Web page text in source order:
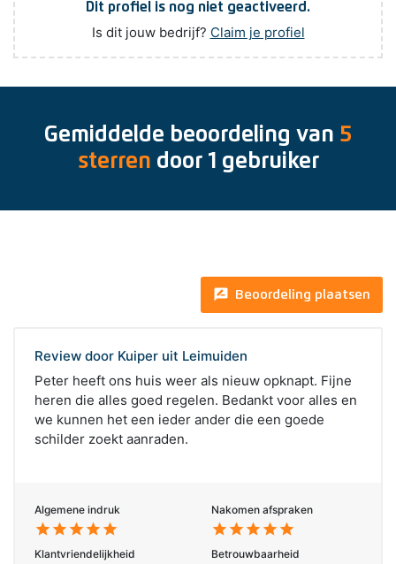
Dit profiel is nog niet geactiveerd.
Is dit jouw bedrijf? Claim je profiel
Gemiddelde beoordeling van 5
sterren door 1 gebruiker
rate_review Beoordeling plaatsen
Review door Kuiper uit Leimuiden
Peter heeft ons huis weer als nieuw opknapt. Fijne
heren die alles goed regelen. Bedankt voor alles en
we kunnen het een ieder ander die een goede
schilder zoekt aanraden.
Algemene indruk
star star star star star
Nakomen afspraken
star star star star star
Klantvriendelijkheid Betrouwbaarheid